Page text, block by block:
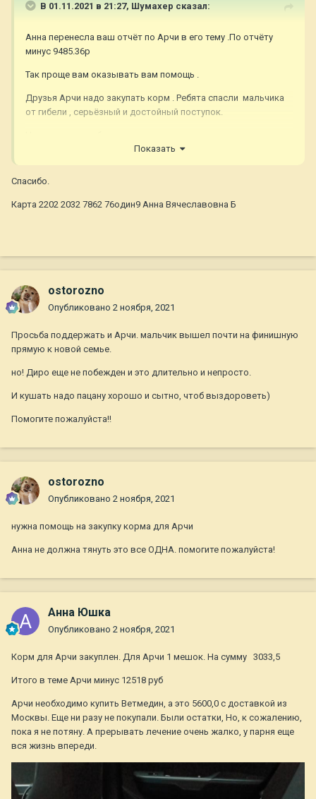
В 01.11.2021 в 21:27, Шумахер сказал:
Анна перенесла ваш отчёт по Арчи в его тему .По отчёту
минус 9485.36р
Так проще вам оказывать вам помощь .
Друзья Арчи надо закупать корм . Ребята спасли мальчика
от гибели , серьёзный и достойный поступок.
Показать
Спасибо.
Карта 2202 2032 7862 76один9 Анна Вячеславовна Б
ostorozno
Опубликовано 2 ноября, 2021
Просьба поддержать и Арчи. мальчик вышел почти на финишную
прямую к новой семье.
но! Диро еще не побежден и это длительно и непросто.
И кушать надо пацану хорошо и сытно, чтоб выздороветь)
Помогите пожалуйста!!
ostorozno
Опубликовано 2 ноября, 2021
нужна помощь на закупку корма для Арчи
Анна не должна тянуть это все ОДНА. помогите пожалуйста!
Анна Юшка
Опубликовано 2 ноября, 2021
Корм для Арчи закуплен. Для Арчи 1 мешок. На сумму 3033,5
Итого в теме Арчи минус 12518 руб
Арчи необходимо купить Ветмедин, а это 5600,0 с доставкой из
Москвы. Еще ни разу не покупали. Были остатки, Но, к сожалению,
пока я не потяну. А прерывать лечение очень жалко, у парня еще
вся жизнь впереди.